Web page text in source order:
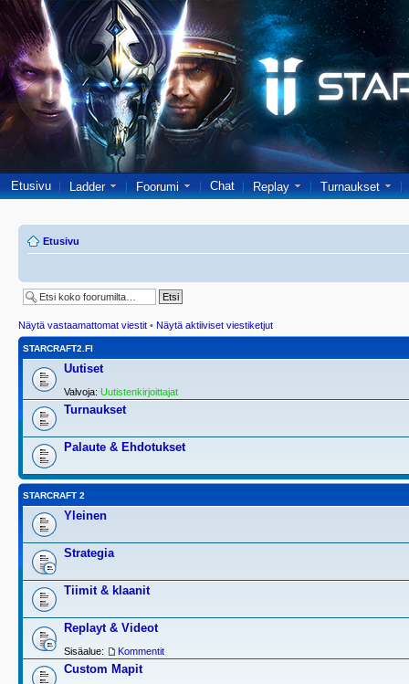
Etusivu Ladder Foorumi Chat Replay Turnaukset
Etusivu
Näytä vastaamattomat viestit • Näytä aktiiviset viestiketjut
STARCRAFT2.FI
Uutiset
Valvoja: Uutistenkirjoittajat
Turnaukset
Palaute & Ehdotukset
STARCRAFT 2
Yleinen
Strategia
Tiimit & klaanit
Replayt & Videot
Sisäalue: Kommentit
Custom Mapit